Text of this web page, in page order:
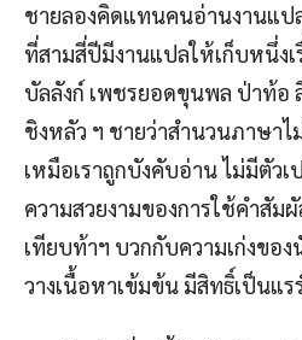
ชายลองคิดแทนคนอ่านงานแป
ที่สามสี่ปีมีงานแปลให้เก็บหนึ่งเ
บัลลังก์ เพชรยอดขุนพล ป่าท้อ
ชิงหลัว ฯ ชายว่าสำนวนภาษาไ
เหมือเราถูกบังคับอ่าน ไม่มีตัวเ
ความสวยงามของการใช้คำสัม
เทียบท้าฯ บวกกับความเก่งของ
วางเนื้อหาเข้มข้น มีสิทธิ์เป็นแร